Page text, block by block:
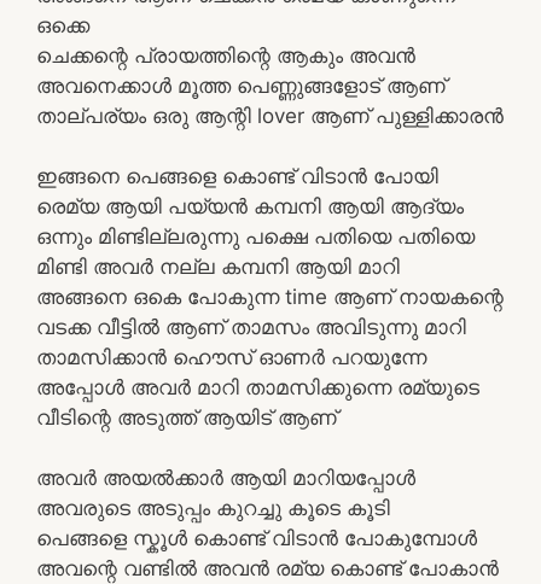
ഒക്കെ
ചെക്കന്റെ പ്രായത്തിന്റെ ആകും അവൻ
അവനെക്കാൾ മൂത്ത പെണ്ണുങ്ങളോട് ആണ്
താല്പര്യം ഒരു ആന്റി lover ആണ് പുള്ളിക്കാരൻ
ഇങ്ങനെ പെങ്ങളെ കൊണ്ട് വിടാൻ പോയി
രെമ്യ ആയി പയ്യൻ കമ്പനി ആയി ആദ്യം
ഒന്നും മിണ്ടില്ലരുന്നു പക്ഷെ പതിയെ പതിയെ
മിണ്ടി അവർ നല്ല കമ്പനി ആയി മാറി
അങ്ങനെ ഒകെ പോകുന്ന time ആണ് നായകന്റെ
വടക്ക വീട്ടിൽ ആണ് താമസം അവിടുന്നു മാറി
താമസിക്കാൻ ഹൌസ് ഓണർ പറയുന്നേ
അപ്പോൾ അവർ മാറി താമസിക്കുന്നെ രമ്യുടെ
വീടിന്റെ അടുത്ത് ആയിട് ആണ്
അവർ അയൽക്കാർ ആയി മാറിയപ്പോൾ
അവരുടെ അടുപ്പം കുറച്ചു കൂടെ കൂടി
പെങ്ങളെ സ്കൂൾ കൊണ്ട് വിടാൻ പോകുമ്പോൾ
അവന്റെ വണ്ടിൽ അവൻ രമ്യ കൊണ്ട് പോകാൻ